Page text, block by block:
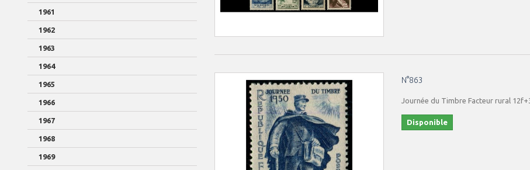
N°863
Journée du Timbre Facteur rural
Disponible
1961
1962
1963
1964
1965
1966
1967
1968
1969